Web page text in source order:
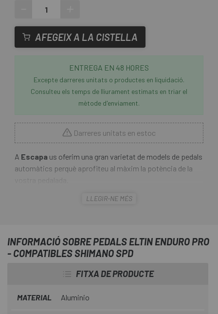
AFEGEIX A LA CISTELLA
ENTREGA EN 48 HORES
Excepte darreres unitats o productes en liquidació.
Consulteu els temps de lliurament estimats en triar el
mètode d'enviament.
Darreres unitats en estoc
A Escapa us oferim una gran varietat de models de pedals
automàtics perquè aprofiteu al màxim la potència de la
pedals Eltin Enduro Protenen una magnífica relació
les cales Shimano SPD, les més habituals entre els
ciclistes de muntanya.
LLEGIR-NE MÉS
INFORMACIÓ SOBRE PEDALS ELTIN ENDURO PRO
- COMPATIBLES SHIMANO SPD
FITXA DE PRODUCTE
MATERIAL Aluminio